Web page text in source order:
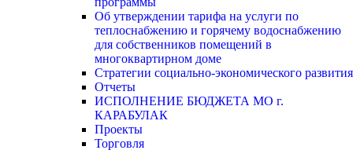
Об утверждении тарифа на услуги по
теплоснабжению и горячему водоснабжению
для собственников помещений в
многоквартирном доме
Стратегии социально-экономического развития
Отчеты
ИСПОЛНЕНИЕ БЮДЖЕТА МО г.
КАРАБУЛАК
Проекты
Торговля